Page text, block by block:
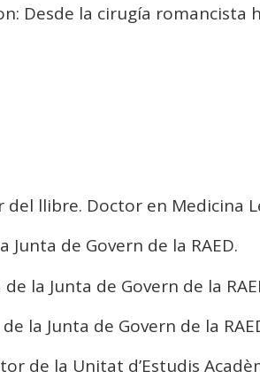
Desde la cirugía
del llibre. Doctor en Medicina
Junta de Govern de la RAED.
la Junta de Govern de la
la Junta de Govern de la
de la Unitat d’Estudis